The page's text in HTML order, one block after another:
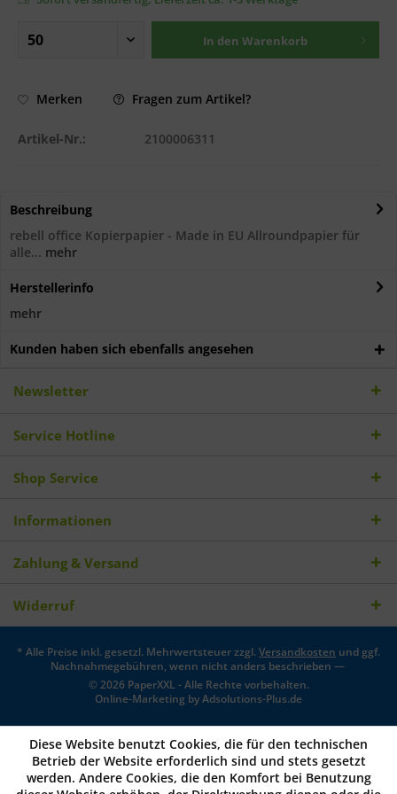
In den Warenkorb
Merken Fragen zum Artikel?
Artikel-Nr.: 2100006311
Beschreibung
rebell office Kopierpapier - Made in EU Allroundpapier für
alle... mehr
Herstellerinfo
mehr
Kunden haben sich ebenfalls angesehen
Newsletter
Service Hotline
Shop Service
Informationen
Zahlung & Versand
Widerruf
* Alle Preise inkl. gesetzl. Mehrwertsteuer zzgl.Versandkosten und ggf.
Nachnahmegebühren, wenn nicht anders beschrieben —
© 2026 PaperXXL - Alle Rechte vorbehalten.
Online-Marketing byAdsolutions-Plus.de
Diese Website benutzt Cookies, die für den technischen
Betrieb der Website erforderlich sind und stets gesetzt
werden. Andere Cookies, die den Komfort bei Benutzung